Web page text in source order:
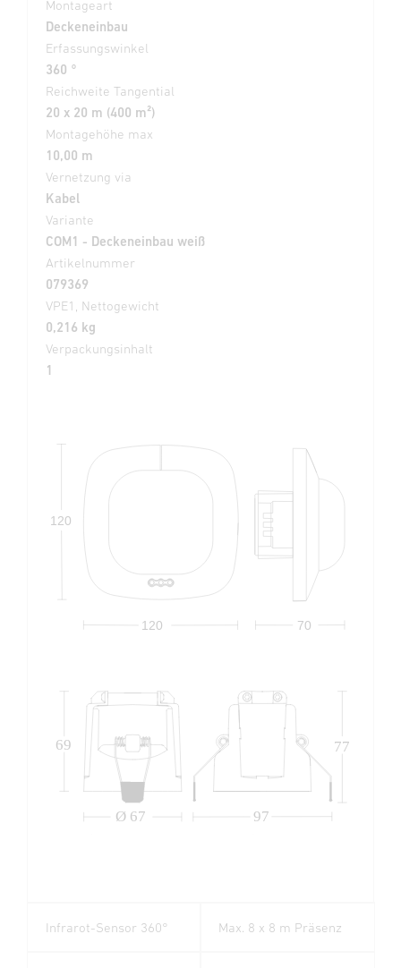
Montageart
Deckeneinbau
Erfassungswinkel
360 °
Reichweite Tangential
20 x 20 m (400 m²)
Montagehöhe max
10,00 m
Vernetzung via
Kabel
Variante
COM1 - Deckeneinbau weiß
Artikelnummer
079369
VPE1, Nettogewicht
0,216 kg
Verpackungsinhalt
1
70
120
120
Ø 67 97
69 77
Infrarot-Sensor 360° Max. 8 x 8 m Präsenz